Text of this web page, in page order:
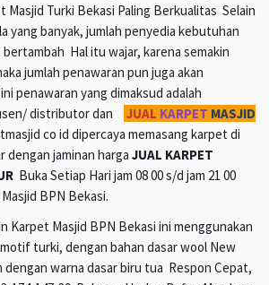
Masjid Turki Bekasi Paling Berkualitas Selain
yang banyak, jumlah penyedia kebutuhan
bertambah Hal itu wajar, karena semakin
jumlah penawaran pun juga akan
penawaran yang dimaksud adalah
distributor dan
JUAL KARPET MASJID
co id dipercaya memasang karpet di
dengan jaminan harga JUAL KARPET
Buka Setiap Hari jam 08 00 s/d jam 21 00
BPN Bekasi.
Karpet Masjid BPN Bekasi ini menggunakan
turki, dengan bahan dasar wool New
dengan warna dasar biru tua Respon Cepat,